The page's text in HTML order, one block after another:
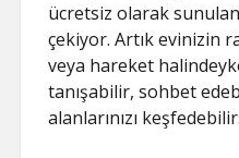
ücretsiz olarak
çekiyor. Artık evinizin
veya hareket
tanışabilir, sohbet
alanlarınızı